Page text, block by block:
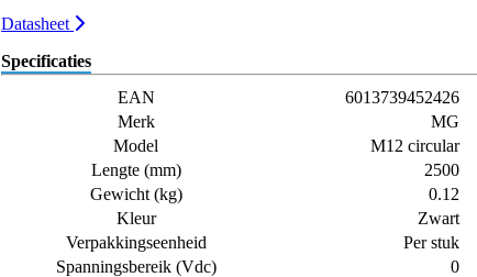
Datasheet
Specificaties
EAN
6013739452426
Merk
MG
Model
M12 circular
Lengte (mm)
2500
Gewicht (kg)
0.12
Kleur
Zwart
Verpakkingseenheid
Per stuk
Spanningsbereik (Vdc)
0